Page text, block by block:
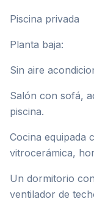
Piscina privada
Planta baja:
Sin aire
Salón con sofá,
piscina.
Cocina equipada
vitrocerámica,
Un dormitorio
ventilador de